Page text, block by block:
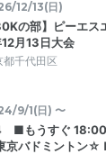
12/13(日)
の部】ピーエ
月13日大会
都千代田区
9/1(日) 〜
■もうすぐ
京バドミントン☆